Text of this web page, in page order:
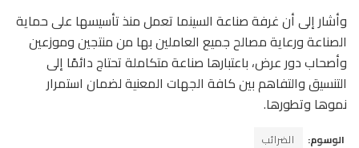
وأشار إلى أن غرفة صناعة السينما تعمل منذ تأسيسها على حماية
الصناعة ورعاية مصالح جميع العاملين بها من منتجين وموزعين
وأصحاب دور عرض، باعتبارها صناعة متكاملة تحتاج دائمًا إلى
التنسيق والتفاهم بين كافة الجهات المعنية لضمان استمرار
نموها وتطورها.
الوسوم: الضرائب